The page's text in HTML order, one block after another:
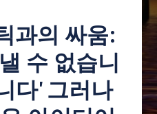
과의 싸움:
수 없습니
다' 그러나